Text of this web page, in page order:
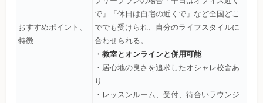
おすすめポイント、
特徴
で」「休日は自宅の近くで」など全国どこ
ででも受けられ、自分のライフスタイルに
合わせられる。
・ 教室とオンラインと併用可能
・居心地の良さを追求したオシャレ校舎あ
り
・レッスンルーム、受付、待合いラウンジ